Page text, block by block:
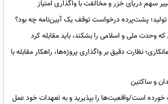
سهم دریای خزر و مخالفت با واگذاری امتیاز
تولید؛ پشت‌پرده درخواست توقف یک آیین‌نامه چه بود؟
وحدت ملی و اسلامی را بشکند، باید مقابله کرد
نظارت دقیق بر واگذاری پروژه‌ها، راهکار مقابله با
و ساکتین
است/واقعیت‌ها را بپذیرید و به تعهدات خود عمل